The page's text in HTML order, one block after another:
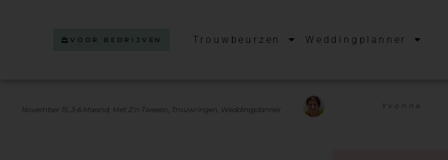
VOOR BEDRIJVEN Trouwbeurzen Weddingplanner
November 15 , 3-6 Maand Met Z'n Tweeën Trouwringen Weddingplanner Yvonne